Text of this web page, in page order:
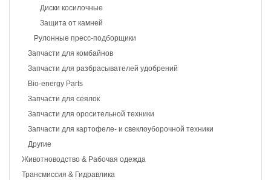
Диски косилочные
Защита от камней
Рулонные пресс-подборщики
Запчасти для комбайнов
Запчасти для разбрасывателей удобрений
Bio-energy Parts
Запчасти для сеялок
Запчасти для оросительной техники
Запчасти для картофеле- и свеклоуборочной техники
Другие
Животноводство & Рабочая одежда
Трансмиссия & Гидравлика